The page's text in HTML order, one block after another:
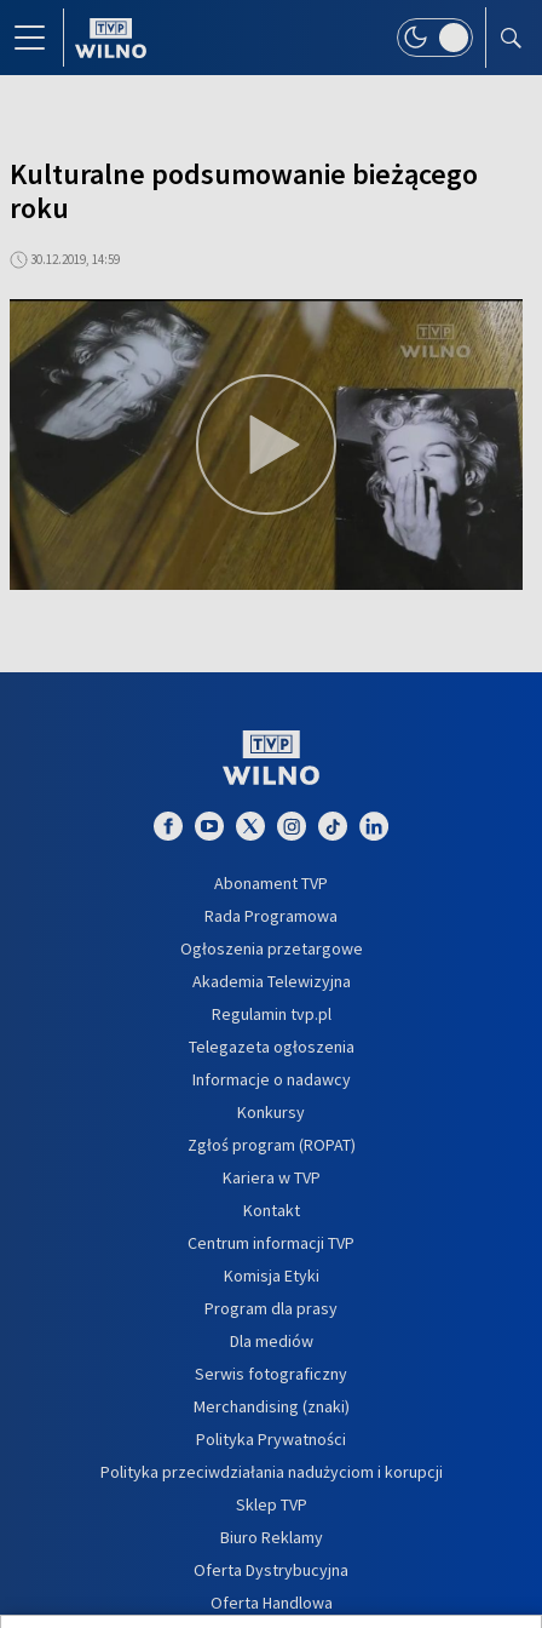
Kulturalne podsumowanie bieżącego
roku
30.12.2019, 14:59
Abonament TVP
Rada Programowa
Ogłoszenia przetargowe
Akademia Telewizyjna
Regulamin tvp.pl
Telegazeta ogłoszenia
Informacje o nadawcy
Konkursy
Zgłoś program (ROPAT)
Kariera w TVP
Kontakt
Centrum informacji TVP
Komisja Etyki
Program dla prasy
Dla mediów
Serwis fotograficzny
Merchandising (znaki)
Polityka Prywatności
Polityka przeciwdziałania nadużyciom i korupcji
Sklep TVP
Biuro Reklamy
Oferta Dystrybucyjna
Oferta Handlowa